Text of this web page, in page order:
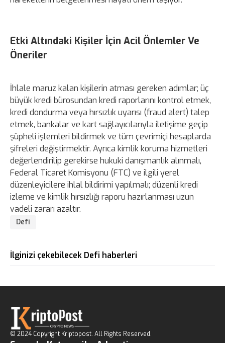
Etki Altındaki Kişiler İçin Acil Önlemler Ve
Öneriler
İhlale maruz kalan kişilerin atması gereken adımlar; üç
büyük kredi bürosundan kredi raporlarını kontrol etmek,
kredi dondurma veya hırsızlık uyarısı (fraud alert) talep
etmek, bankalar ve kart sağlayıcılarıyla iletişime geçip
şüpheli işlemleri bildirmek ve tüm çevrimiçi hesaplarda
şifreleri değiştirmektir. Ayrıca kimlik koruma hizmetleri
değerlendirilip gerekirse hukuki danışmanlık alınmalı,
Federal Ticaret Komisyonu (FTC) ve ilgili yerel
düzenleyicilere ihlal bildirimi yapılmalı; düzenli kredi
izleme ve kimlik hırsızlığı raporu hazırlanması uzun
vadeli zararı azaltır.
Defi
İlginizi çekebilecek Defi haberleri
© 2024 Copyright Kriptopost. All Rights Reserved.